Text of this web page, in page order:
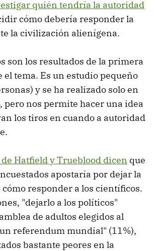
quién tendría la autoridad
cómo debería responder la
la civilización alienígena.
son los resultados de la primera
el tema. Es un estudio pequeño
y se ha realizado solo en
pero nos permite hacer una idea
los tiros en cuando a autoridad
Hatfield y Trueblood dicen que
apostaría por dejar la
responder a los científicos.
"dejarlo a los políticos"
de adultos elegidos al
referendum mundial" (11%),
bastante peores en la